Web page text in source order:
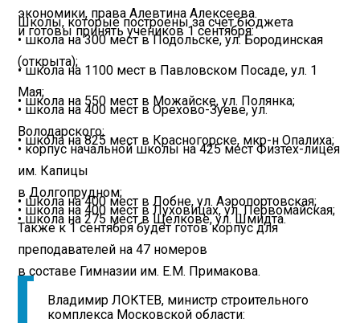
экономики, права Алевтина Алексеева.
Школы, которые построены за счет бюджета
и готовы принять учеников 1 сентября:
• школа на 300 мест в Подольске, ул. Бородинская
(открыта);
• школа на 1100 мест в Павловском Посаде, ул. 1
Мая;
• школа на 550 мест в Можайске, ул. Полянка;
• школа на 400 мест в Орехово-Зуеве, ул.
Володарского;
• школа на 825 мест в Красногорске, мкр-н Опалиха;
• корпус начальной школы на 425 мест Физтех-лицея
им. Капицы
в Долгопрудном;
• школа на 400 мест в Лобне, ул. Аэропортовская;
• школа на 400 мест в Луховицах, ул. Первомайская;
• школа на 275 мест в Щелкове, ул. Шмидта.
Также к 1 сентября будет готов корпус для
преподавателей на 47 номеров
в составе Гимназии им. Е.М. Примакова.
Владимир ЛОКТЕВ, министр строительного
комплекса Московской области: